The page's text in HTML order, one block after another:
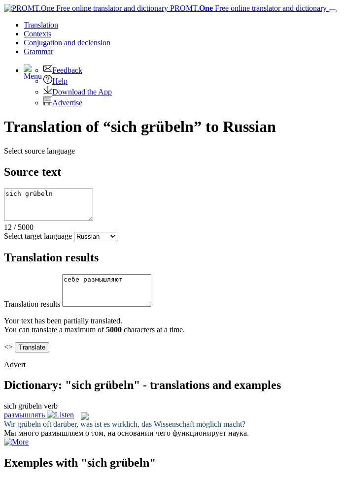
PROMT.One Free online translator and dictionary
Translation
Contexts
Conjugation and declension
Grammar
Feedback
Help
Download the App
Advertise
Translation of “sich grübeln” to Russian
Select source language
Source text
12 / 5000
Select target language
Translation results
Translation results
Your text has been partially translated.
You can translate a maximum of5000 characters at a time.
<>
Advert
Dictionary: "sich grübeln" - translations and examples
sich grübeln verb
размышлять
Wir grübeln oft darüber, was ist es wirklich, das Wissenschaft möglich macht?
Мы много размышляем о том, на основании чего функционирует наука.
Exemples with "sich grübeln"